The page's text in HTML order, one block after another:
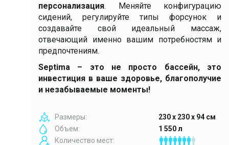
персонализация. Меняйте конфигурацию
сидений, регулируйте типы форсунок и
создавайте свой идеальный массаж,
отвечающий именно вашим потребностям и
предпочтениям.
Septima – это не просто бассейн, это
инвестиция в ваше здоровье, благополучие
и незабываемые моменты!
Размеры:
230 х 230 х 94 см
Объем:
1 550 л
Количество мест: